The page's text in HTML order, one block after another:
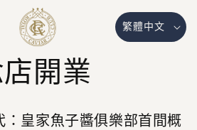
語
言
繁體中文
開業
：皇家魚子醬俱樂部首間概